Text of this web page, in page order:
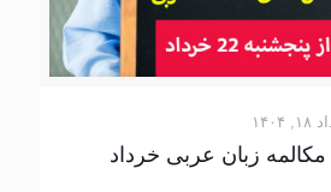
زبان عربی خرداد